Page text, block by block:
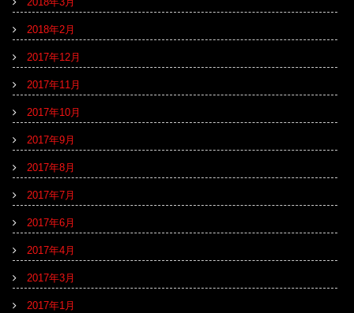
2018年2月
2017年12月
2017年11月
2017年10月
2017年9月
2017年8月
2017年7月
2017年6月
2017年4月
2017年3月
2017年1月